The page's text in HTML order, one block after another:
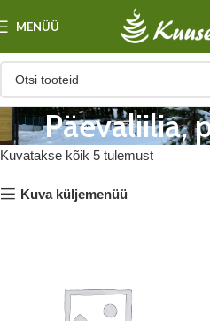
MENÜÜ
Päevaliilia,
Kuvatakse kõik 5 tulemust
Kuva küljemenüü